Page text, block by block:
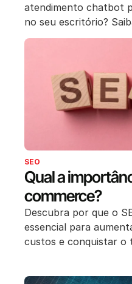
atendimento chatbot
no seu escritório?
SEO
Qual a
commerce?
Descubra por que o
essencial para
custos e conquistar o